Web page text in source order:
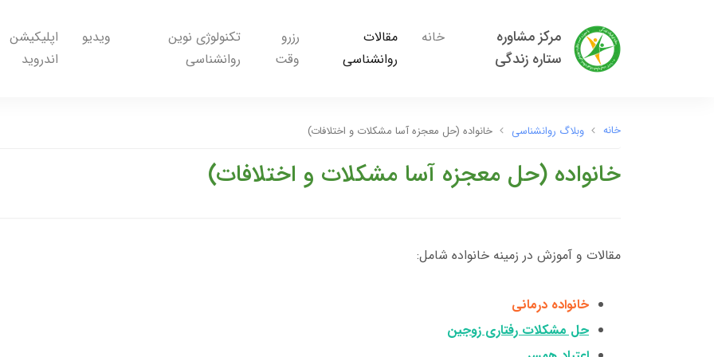
مرکز مشاوره
ستاره زندگی
خانه
مقالات
روانشناسی
رزرو
وقت
تکنولوژی نوین
روانشناسی
ویدیو
اپلیکیشن
اندروید
خانه وبلاگ روانشناسی خانواده (حل معجزه آسا مشکلات و اختلافات)
خانواده (حل معجزه آسا مشکلات و اختلافات)
مقالات و آموزش در زمینه خانواده شامل:
خانواده درمانی
حل مشکلات رفتاری زوجین